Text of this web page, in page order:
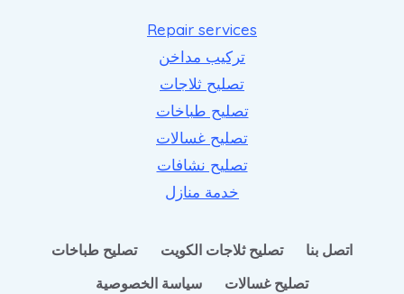
Repair services
تركيب مداخن
تصليح ثلاجات
تصليح طباخات
تصليح غسالات
تصليح نشافات
خدمة منازل
اتصل بنا تصليح ثلاجات الكويت
تصليح طباخات
تصليح غسالات
سياسة الخصوصية